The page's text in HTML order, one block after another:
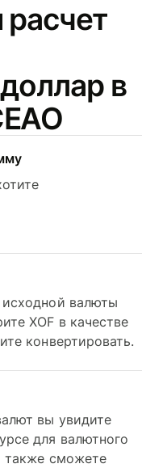
расчет
в
исходной валюты
XOF в качестве
конвертировать.
вы увидите
для валютного
также сможете